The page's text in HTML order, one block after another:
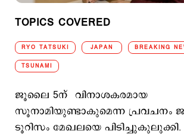
TOPICS COVERED
RYO TATSUKI JAPAN BREAKING
TSUNAMI
ജൂലൈ 5ന് വിനാശകരമായ
സൂനാമിയുണ്ടാകുമെന്ന പ്രവചനം
ടൂറിസം മേഖലയെ പിടിച്ചുകുലുക്കി.